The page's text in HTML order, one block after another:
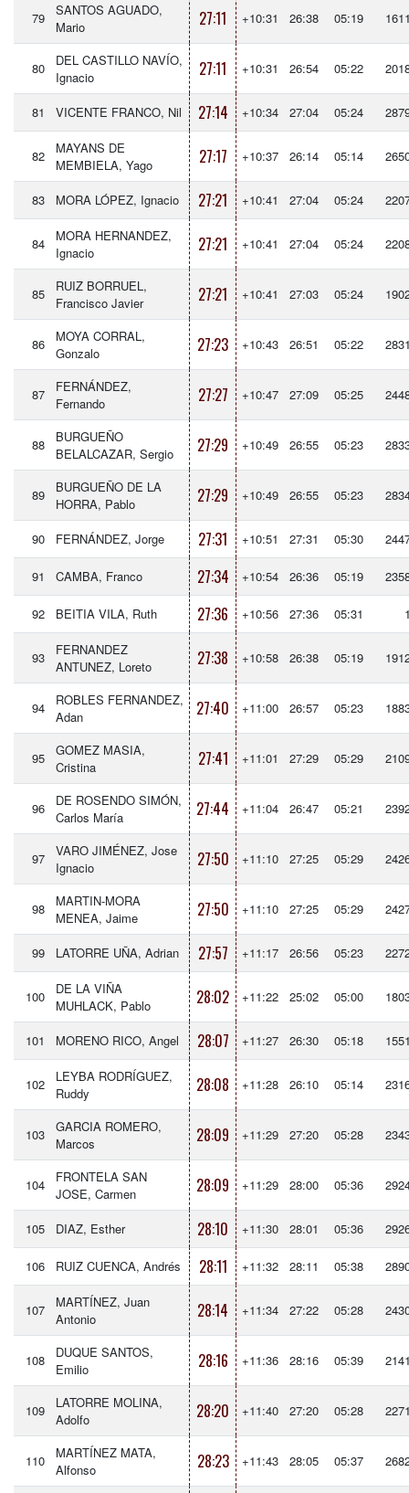
79
SANTOS AGUADO,
Mario
27:11 +10:31 26:38 05:19
80
DEL CASTILLO NAVÍO,
Ignacio
27:11 +10:31 26:54 05:22
81 VICENTE FRANCO, Nil 27:14 +10:34 27:04 05:24
82
MAYANS DE
MEMBIELA, Yago
27:17 +10:37 26:14 05:14
83 MORA LÓPEZ, Ignacio 27:21 +10:41 27:04 05:24
84
MORA HERNANDEZ,
Ignacio
27:21 +10:41 27:04 05:24
85
RUIZ BORRUEL,
Francisco Javier
27:21 +10:41 27:03 05:24
86
MOYA CORRAL,
Gonzalo
27:23 +10:43 26:51 05:22
87
FERNÁNDEZ,
Fernando
27:27 +10:47 27:09 05:25
88
BURGUEÑO
BELALCAZAR, Sergio
27:29 +10:49 26:55 05:23
89
BURGUEÑO DE LA
HORRA, Pablo
27:29 +10:49 26:55 05:23
90 FERNÁNDEZ, Jorge 27:31 +10:51 27:31 05:30
91 CAMBA, Franco 27:34 +10:54 26:36 05:19
92 BEITIA VILA, Ruth 27:36 +10:56 27:36 05:31
93
FERNANDEZ
ANTUNEZ, Loreto
27:38 +10:58 26:38 05:19
94
ROBLES FERNANDEZ,
Adan
27:40 +11:00 26:57 05:23
95
GOMEZ MASIA,
Cristina
27:41 +11:01 27:29 05:29
96
DE ROSENDO SIMÓN,
Carlos María
27:44 +11:04 26:47 05:21
97
VARO JIMÉNEZ, Jose
Ignacio
27:50 +11:10 27:25 05:29
98
MARTIN-MORA
MENEA, Jaime
27:50 +11:10 27:25 05:29
99 LATORRE UÑA, Adrian 27:57 +11:17 26:56 05:23
100
DE LA VIÑA
MUHLACK, Pablo
28:02 +11:22 25:02 05:00
101 MORENO RICO, Angel 28:07 +11:27 26:30 05:18
102
LEYBA RODRÍGUEZ,
Ruddy
28:08 +11:28 26:10 05:14
103
GARCIA ROMERO,
Marcos
28:09 +11:29 27:20 05:28
104
FRONTELA SAN
JOSE, Carmen
28:09 +11:29 28:00 05:36
105 DIAZ, Esther 28:10 +11:30 28:01 05:36
106 RUIZ CUENCA, Andrés 28:11 +11:32 28:11 05:38
107
MARTÍNEZ, Juan
Antonio
28:14 +11:34 27:22 05:28
108
DUQUE SANTOS,
Emilio
28:16 +11:36 28:16 05:39
109
LATORRE MOLINA,
Adolfo
28:20 +11:40 27:20 05:28
110
MARTÍNEZ MATA,
Alfonso
28:23 +11:43 28:05 05:37